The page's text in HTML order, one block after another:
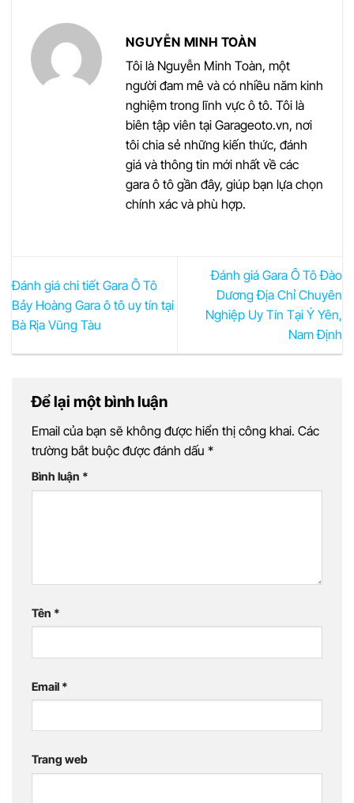
NGUYỄN MINH TOÀN
Tôi là Nguyễn Minh Toàn, một
người đam mê và có nhiều năm kinh
nghiệm trong lĩnh vực ô tô. Tôi là
biên tập viên tại Garageoto.vn, nơi
tôi chia sẻ những kiến thức, đánh
giá và thông tin mới nhất về các
gara ô tô gần đây, giúp bạn lựa chọn
chính xác và phù hợp.
Đánh giá chi tiết Gara Ô Tô
Bảy Hoàng Gara ô tô uy tín tại
Bà Rịa Vũng Tàu
Đánh giá Gara Ô Tô Đào
Dương Địa Chỉ Chuyên
Nghiệp Uy Tín Tại Ý Yên,
Nam Định
Để lại một bình luận
Email của bạn sẽ không được hiển thị công khai. Các
trường bắt buộc được đánh dấu *
Bình luận *
Tên *
Email *
Trang web